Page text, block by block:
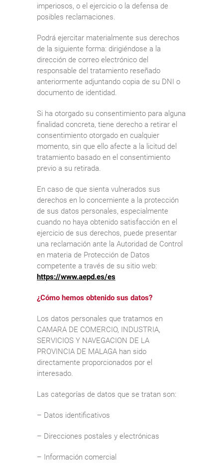
imperiosos, o el ejercicio o la defensa de
posibles reclamaciones.
Podrá ejercitar materialmente sus derechos
de la siguiente forma: dirigiéndose a la
dirección de correo electrónico del
responsable del tratamiento reseñado
anteriormente adjuntando copia de su DNI o
documento de identidad.
Si ha otorgado su consentimiento para alguna
finalidad concreta, tiene derecho a retirar el
consentimiento otorgado en cualquier
momento, sin que ello afecte a la licitud del
tratamiento basado en el consentimiento
previo a su retirada.
En caso de que sienta vulnerados sus
derechos en lo concerniente a la protección
de sus datos personales, especialmente
cuando no haya obtenido satisfacción en el
ejercicio de sus derechos, puede presentar
una reclamación ante la Autoridad de Control
en materia de Protección de Datos
competente a través de su sitio web:
https://www.aepd.es/es
¿Cómo hemos obtenido sus datos?
Los datos personales que tratamos en
CAMARA DE COMERCIO, INDUSTRIA,
SERVICIOS Y NAVEGACION DE LA
PROVINCIA DE MALAGA han sido
directamente proporcionados por el
interesado.
Las categorías de datos que se tratan son:
– Datos identificativos
– Direcciones postales y electrónicas
– Información comercial